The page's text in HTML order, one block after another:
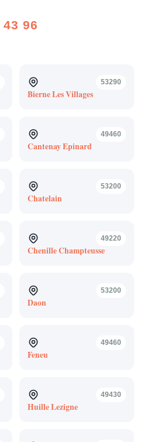
96
53290
Bierne Les Villages
49460
Cantenay Epinard
53200
Chatelain
49220
Chenille Champteusse
53200
Daon
49460
Feneu
49430
Huille Lezigne